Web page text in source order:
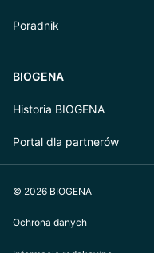
Poradnik
BIOGENA
Historia BIOGENA
Portal dla partnerów
© 2026 BIOGENA
Ochrona danych